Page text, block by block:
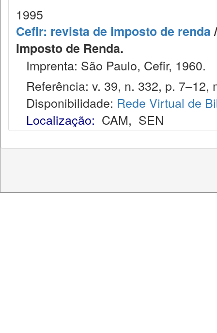
1995
Cefir: revista de imposto de renda
Imposto de Renda.
Imprenta: São Paulo, Cefir, 1960.
Referência: v. 39, n. 332, p. 7–12,
Disponibilidade: Rede Virtual de
Localização: CAM, SEN